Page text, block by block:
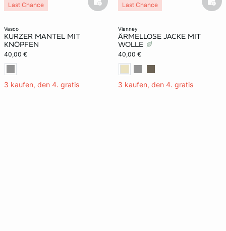
vasco
KURZER MANTEL MIT
KNÖPFEN
40,00 €
3 kaufen, den 4. gratis
Last Chance basketfull
vianney
ÄRMELLOSE JACKE MIT
WOLLE
40,00 €
3 kaufen, den 4. gratis
Last Chance